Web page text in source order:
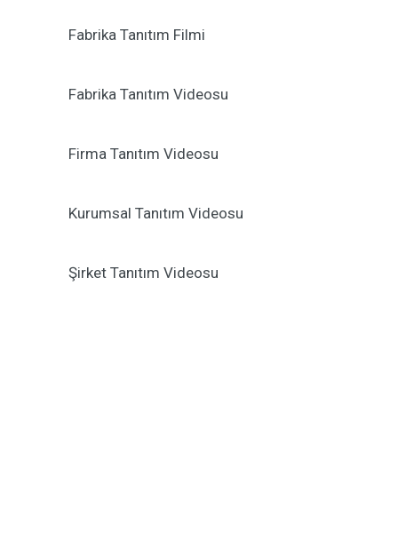
Fabrika Tanıtım Filmi
Fabrika Tanıtım Videosu
Firma Tanıtım Videosu
Kurumsal Tanıtım Videosu
Şirket Tanıtım Videosu